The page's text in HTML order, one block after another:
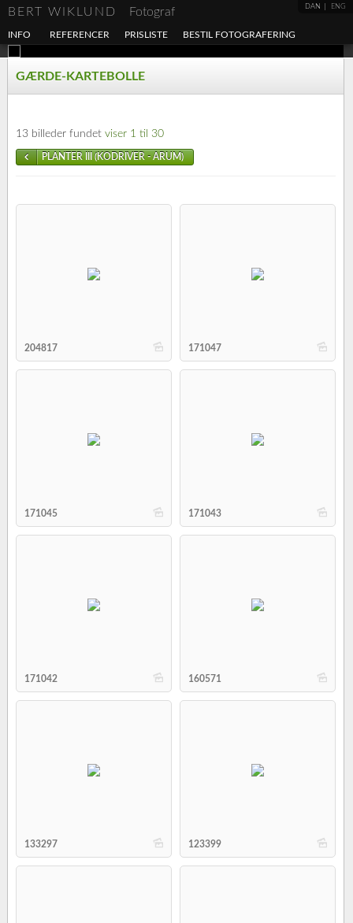
DAN ENG
BERT WIKLUND Fotograf
INFO REFERENCER PRISLISTE BESTIL FOTOGRAFERING
GÆRDE-KARTEBOLLE
13 billeder fundet viser 1 til 30
PLANTER III (KODRIVER - ARUM)
b
204817 b
171047
b
171045 b
171043
b
171042 b
160571
b
133297 b
123399